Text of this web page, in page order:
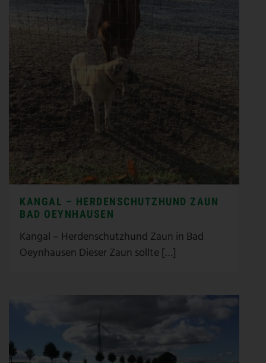
KANGAL – HERDENSCHUTZHUND ZAUN
BAD OEYNHAUSEN
Kangal – Herdenschutzhund Zaun in Bad
Oeynhausen Dieser Zaun sollte […]